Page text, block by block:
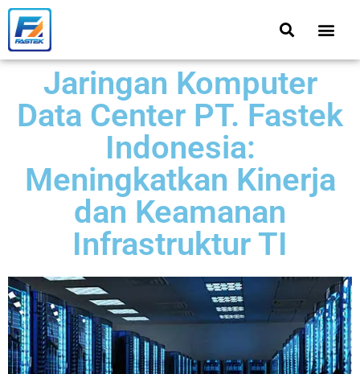
Jaringan Komputer
Data Center PT. Fastek
Indonesia:
Meningkatkan Kinerja
dan Keamanan
Infrastruktur TI